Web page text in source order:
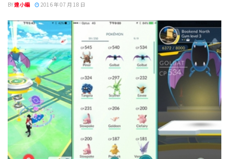
BY達小編 2016 年 07 月 18 日